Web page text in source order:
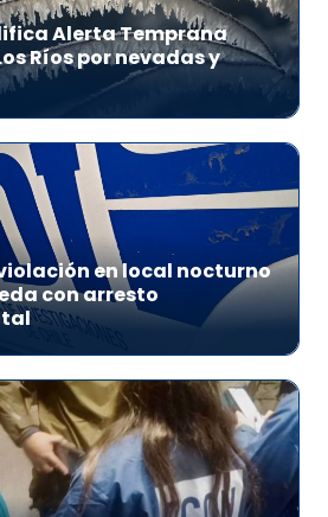
Alerta Temprana
Ríos por nevadas y
en local nocturno
con arresto